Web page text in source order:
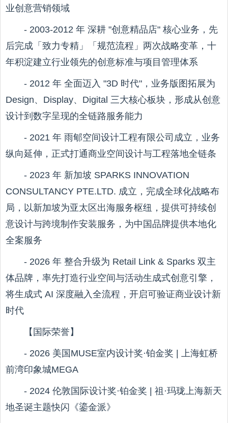
业创意营销领域
- 2003-2012 年 深耕 "创意精品店" 核心业务，先
后完成「致力专精」「规范流程」两次战略变革，十
年积淀建立行业领先的创意标准与项目管理体系
- 2012 年 全面迈入 "3D 时代"，业务版图拓展为
Design、Display、Digital 三大核心板块，形成从创意
设计到数字呈现的全链路服务能力
- 2021 年 雨郇空间设计工程有限公司成立，业务
纵向延伸，正式打通商业空间设计与工程落地全链条
- 2023 年 新加坡 SPARKS INNOVATION
CONSULTANCY PTE.LTD. 成立，完成全球化战略布
局，以新加坡为亚太区出海服务枢纽，提供可持续创
意设计与跨境制作安装服务，为中国品牌提供本地化
全案服务
- 2026 年 整合升级为 Retail Link & Sparks 双主
体品牌，率先打造行业空间与活动生成式创意引擎，
将生成式 AI 深度融入全流程，开启可验证商业设计新
时代
【国际荣誉】
- 2026 美国MUSE室内设计奖·铂金奖 | 上海虹桥
前湾印象城MEGA
- 2024 伦敦国际设计奖·铂金奖 | 祖·玛珑上海新天
地圣诞主题快闪《鎏金派》